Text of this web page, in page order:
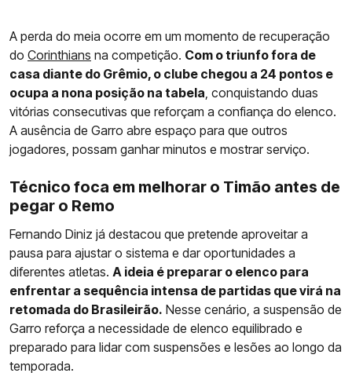
A perda do meia ocorre em um momento de recuperação
do Corinthians na competição. Com o triunfo fora de
casa diante do Grêmio, o clube chegou a 24 pontos e
ocupa a nona posição na tabela, conquistando duas
vitórias consecutivas que reforçam a confiança do elenco.
A ausência de Garro abre espaço para que outros
jogadores, possam ganhar minutos e mostrar serviço.
Técnico foca em melhorar o Timão antes de
pegar o Remo
Fernando Diniz já destacou que pretende aproveitar a
pausa para ajustar o sistema e dar oportunidades a
diferentes atletas. A ideia é preparar o elenco para
enfrentar a sequência intensa de partidas que virá na
retomada do Brasileirão. Nesse cenário, a suspensão de
Garro reforça a necessidade de elenco equilibrado e
preparado para lidar com suspensões e lesões ao longo da
temporada.